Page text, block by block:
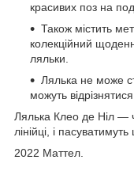
красивих поз на
Також містить
колекційний
ляльки.
Лялька не може
можуть
Лялька Клео де Ніл —
лінійці, і
2022 Маттел.